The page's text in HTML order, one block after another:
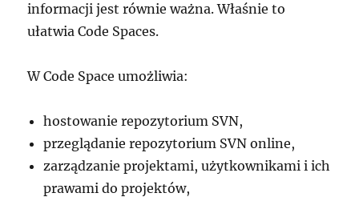
informacji jest równie ważna. Właśnie to
ułatwia Code Spaces.
W Code Space umożliwia:
hostowanie repozytorium SVN,
przeglądanie repozytorium SVN online,
zarządzanie projektami, użytkownikami i ich
prawami do projektów,